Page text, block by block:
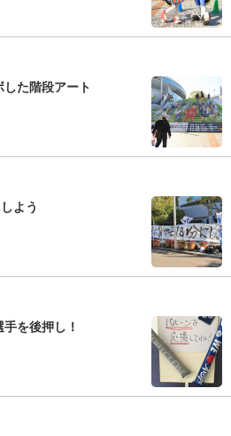
した階段アート
しよう
手を後押し！